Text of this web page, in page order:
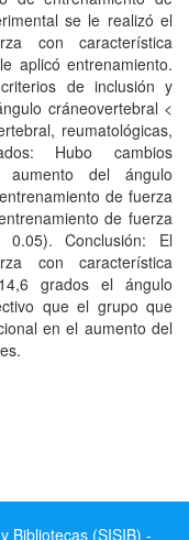
se le realizó el
con característica
aplicó entrenamiento.
de inclusión y
cráneovertebral <
reumatológicas,
Hubo cambios
aumento del ángulo
de fuerza
de fuerza
Conclusión: El
con característica
grados el ángulo
que el grupo que
en el aumento del
Bibliotecas (SISIB) -